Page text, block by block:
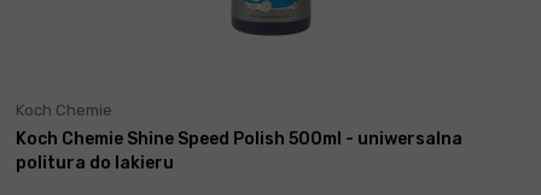
Koch Chemie
Koch Chemie Shine Speed Polish 500ml - uniwersalna
politura do lakieru